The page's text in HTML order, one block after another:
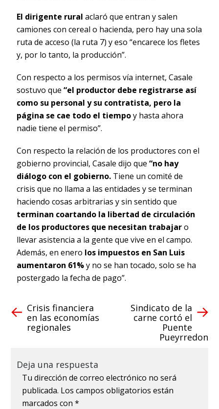
El dirigente rural aclaró que entran y salen
camiones con cereal o hacienda, pero hay una sola
ruta de acceso (la ruta 7) y eso “encarece los fletes
y, por lo tanto, la producción”.
Con respecto a los permisos vía internet, Casale
sostuvo que “el productor debe registrarse así
como su personal y su contratista, pero la
página se cae todo el tiempoy hasta ahora
nadie tiene el permiso”.
Con respecto la relación de los productores con el
gobierno provincial, Casale dijo que “no hay
diálogo con el gobierno.Tiene un comité de
crisis que no llama a las entidades y se terminan
haciendo cosas arbitrarias y sin sentido que
terminan coartando la libertad de circulación
de los productores que necesitan trabajaro
llevar asistencia a la gente que vive en el campo.
Además, en enero los impuestos en San Luis
aumentaron 61%y no se han tocado, solo se ha
postergado la fecha de pago”.
Crisis financiera
en las economías
regionales
Sindicato de la
carne cortó el
Puente
Pueyrredon
Deja una respuesta
Tu dirección de correo electrónico no será
publicada. Los campos obligatorios están
marcados con*